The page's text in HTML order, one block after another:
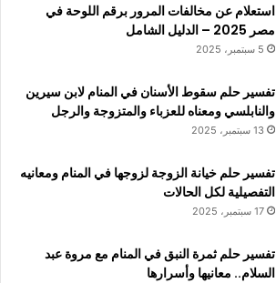
استعلام عن مخالفات المرور برقم اللوحة في
مصر 2025 – الدليل الشامل
5 سبتمبر، 2025
تفسير حلم سقوط الأسنان في المنام لابن سيرين
والنابلسي ومعناه للعزباء والمتزوجة والرجل
13 سبتمبر، 2025
تفسير حلم خيانة الزوجة لزوجها في المنام ومعانيه
التفصيلية لكل الحالات
17 سبتمبر، 2025
تفسير حلم ثمرة النبق في المنام مع مروة عبد
السلام.. معانيها وأسرارها